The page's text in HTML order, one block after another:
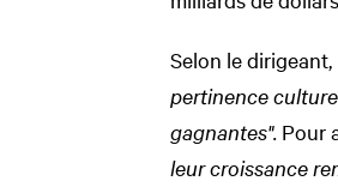
Selon le dirigeant,
pertinence
gagnantes". Pour
leur croissance